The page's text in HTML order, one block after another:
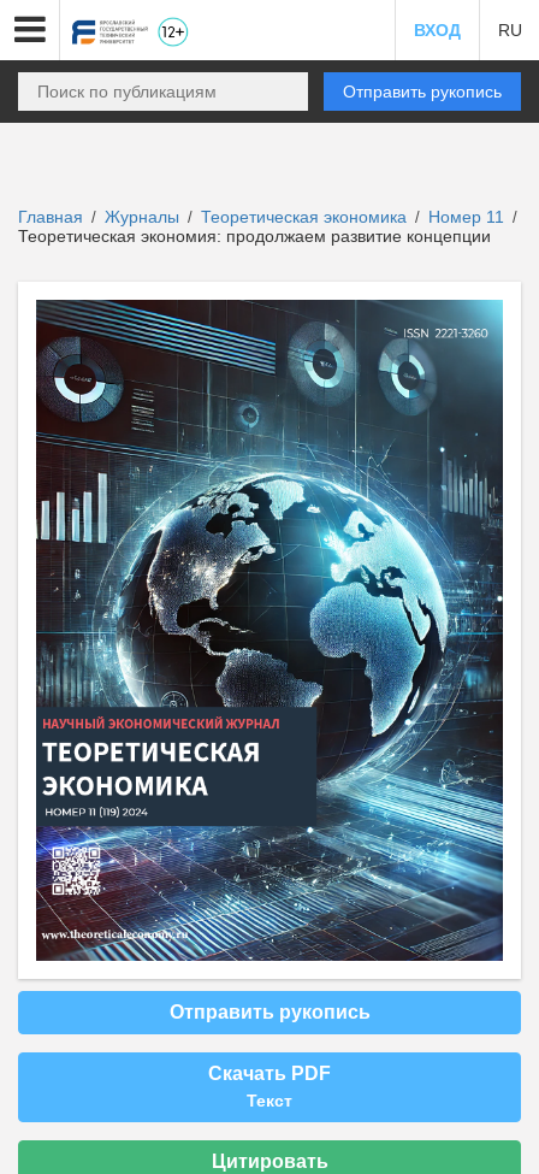
ВХОД RU
Отправить рукопись
Главная / Журналы / Теоретическая экономика / Номер 11 /
Теоретическая экономия: продолжаем развитие концепции
Отправить рукопись
Скачать PDF
Текст
Цитировать